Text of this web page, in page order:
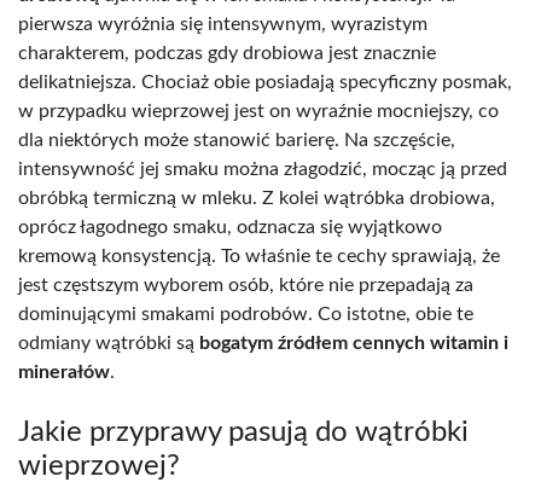
pierwsza wyróżnia się intensywnym, wyrazistym
charakterem, podczas gdy drobiowa jest znacznie
delikatniejsza. Chociaż obie posiadają specyficzny posmak,
w przypadku wieprzowej jest on wyraźnie mocniejszy, co
dla niektórych może stanowić barierę. Na szczęście,
intensywność jej smaku można złagodzić, mocząc ją przed
obróbką termiczną w mleku. Z kolei wątróbka drobiowa,
oprócz łagodnego smaku, odznacza się wyjątkowo
kremową konsystencją. To właśnie te cechy sprawiają, że
jest częstszym wyborem osób, które nie przepadają za
dominującymi smakami podrobów. Co istotne, obie te
odmiany wątróbki są bogatym źródłem cennych witamin i
minerałów.
Jakie przyprawy pasują do wątróbki
wieprzowej?